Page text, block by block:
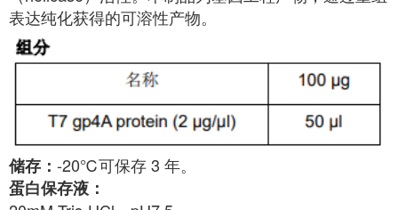
表达纯化获得的可溶性产物。
储存： -20℃可保存 3 年。
蛋白保存液：